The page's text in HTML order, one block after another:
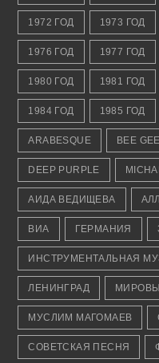
1972 ГОД 1973 ГОД
1976 ГОД 1977 ГОД
1980 ГОД 1981 ГОД
1984 ГОД 1985 ГОД
ARABESQUE BEE
DEEP PURPLE
АИДА ВЕДИЩЕВА
ВИА ГЕРМАНИЯ
ИНСТРУМЕНТАЛЬНАЯ
ЛЕНИНГРАД
МУСЛИМ МАГОМАЕВ
СОВЕТСКАЯ ПЕСНЯ